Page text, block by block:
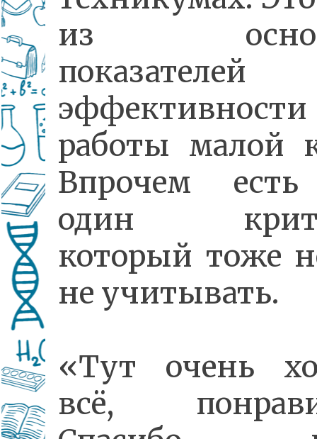
из
показателей
эффективности
работы малой
Впрочем
один
который тоже
не учитывать.
«Тут очень
всё,